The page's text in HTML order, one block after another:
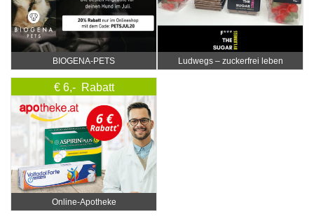
BIOGENA-PETS Ludwegs – zuckerfrei leben
€ 6,- Rabatt
Online‑Apotheke